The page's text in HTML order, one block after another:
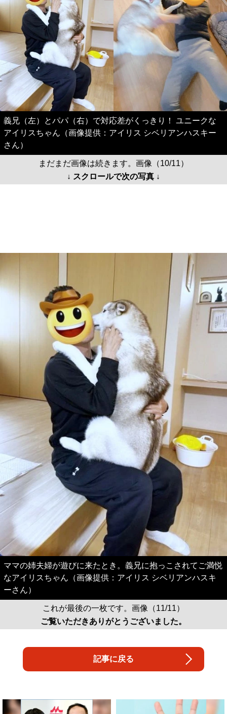
義兄（左）とパパ（右）で対応差がくっきり！ ユニークな
アイリスちゃん（画像提供：アイリス シベリアンハスキー
さん）
まだまだ画像は続きます。画像（10/11）
↓ スクロールで次の写真 ↓
ママの姉夫婦が遊びに来たとき。義兄に抱っこされてご満悦
なアイリスちゃん（画像提供：アイリス シベリアンハスキ
ーさん）
これが最後の一枚です。画像（11/11）
ご覧いただきありがとうございました。
記事に戻る